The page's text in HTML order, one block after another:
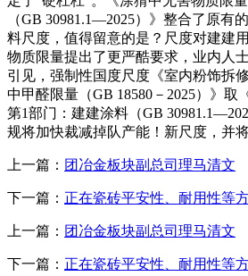
（GB 30981.1—2025）》整合了原有
料尺度，值得留意的是？尺度对建建
物质限量提出了更严酷要求，业内人
引见，强制性国度尺度《室内粉饰拆
中甲醛限量（GB 18580－2025）》取
第1部门：建建涂料（GB
规将加快裁减掉队产能！新尺度，并
上一篇： 团冶金板块副总司理马清文
下一篇： 正在瓷砖平安性、耐用性等
上一篇： 团冶金板块副总司理马清文
下一篇： 正在瓷砖平安性、耐用性等